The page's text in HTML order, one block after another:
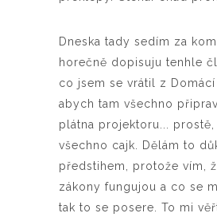
Dneska tady sedím za
horečně dopisuju tenhle
co jsem se vrátil z
abych tam všechno
plátna projektoru...
všechno cajk. Dělám to
předstihem, protože vím,
zákony fungujou a co se
tak to se posere. To mi